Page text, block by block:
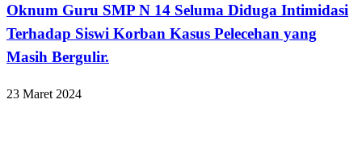
Oknum Guru SMP N 14 Seluma Diduga Intimidasi
Terhadap Siswi Korban Kasus Pelecehan yang
Masih Bergulir.
23 Maret 2024